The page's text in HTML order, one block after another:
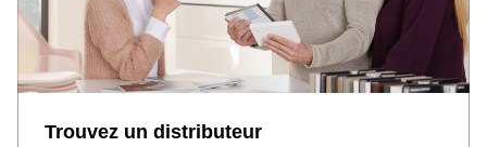
Trouvez un distributeur